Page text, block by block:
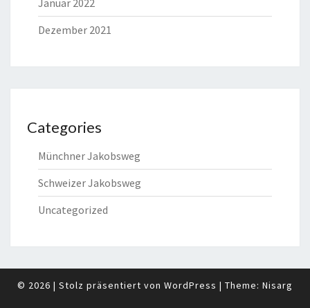
Januar 2022
Dezember 2021
Categories
Münchner Jakobsweg
Schweizer Jakobsweg
Uncategorized
© 2026 | Stolz präsentiert von WordPress | Theme: Nisarg